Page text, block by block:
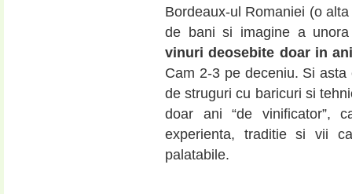
Bordeaux-ul Romaniei (o
de bani si imagine a
vinuri deosebite doar in
Cam 2-3 pe deceniu. Si
de struguri cu baricuri si
doar ani “de vinificator”,
experienta, traditie si vii
palatabile.